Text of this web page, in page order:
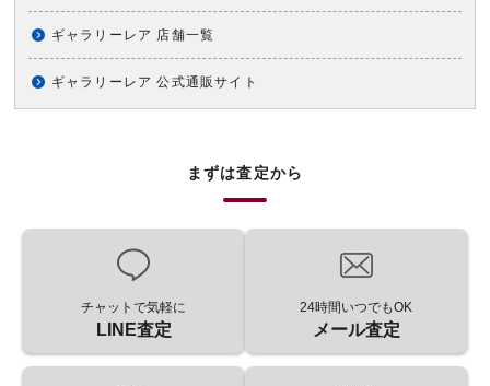
ギャラリーレア 店舗一覧
ギャラリーレア 公式通販サイト
まずは査定から
チャットで気軽に
LINE査定
24時間いつでもOK
メール査定